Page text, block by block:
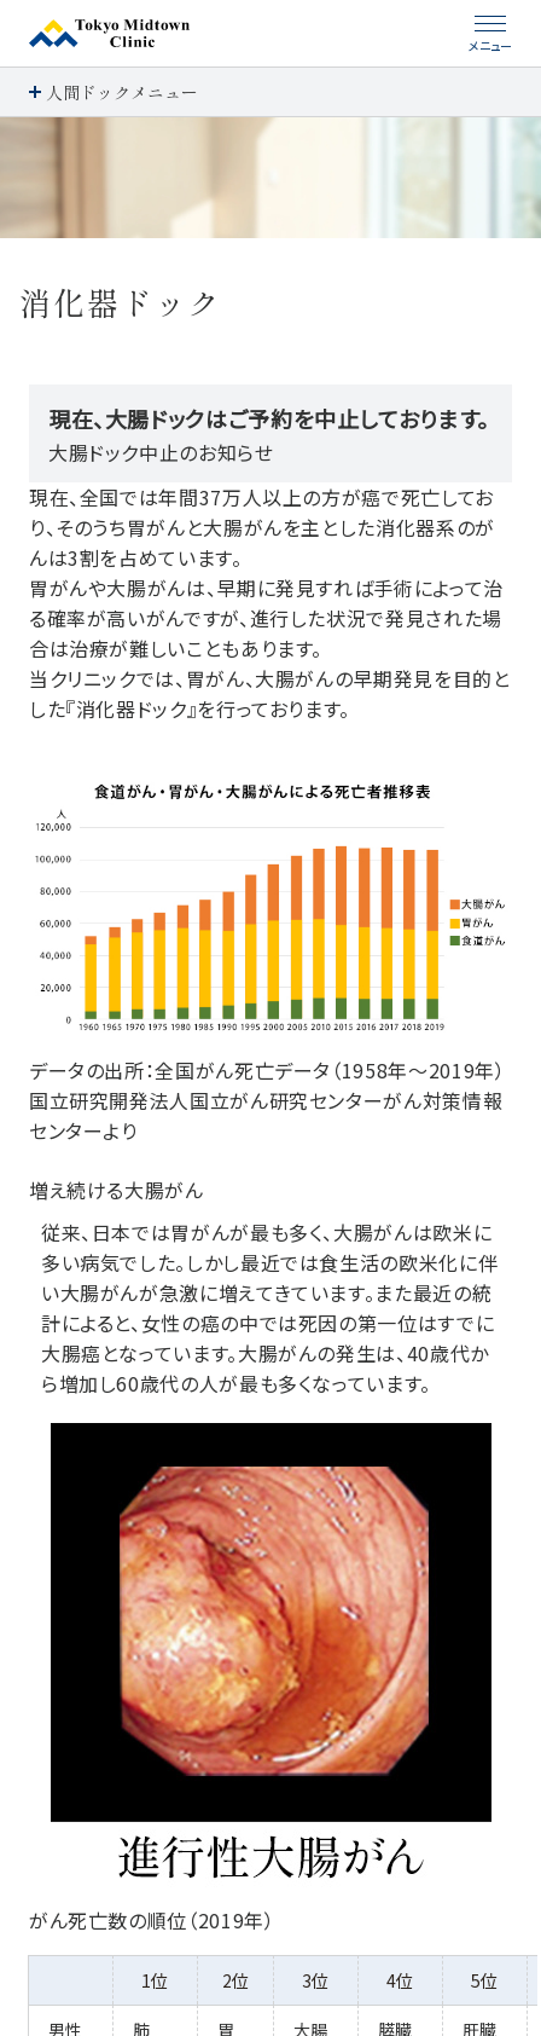
メニュー
人間ドックメニュー
消化器ドック
現在、大腸ドックはご予約を中止しております。
大腸ドック中止のお知らせ
現在、全国では年間37万人以上の方が癌で死亡してお
り、そのうち胃がんと大腸がんを主とした消化器系のが
んは3割を占めています。
胃がんや大腸がんは、早期に発見すれば手術によって治
る確率が高いがんですが、進行した状況で発見された場
合は治療が難しいこともあります。
当クリニックでは、胃がん、大腸がんの早期発見を目的と
した『消化器ドック』を行っております。
データの出所：全国がん死亡データ（1958年～2019年）
国立研究開発法人国立がん研究センターがん対策情報
センターより
増え続ける大腸がん
従来、日本では胃がんが最も多く、大腸がんは欧米に
多い病気でした。しかし最近では食生活の欧米化に伴
い大腸がんが急激に増えてきています。また最近の統
計によると、女性の癌の中では死因の第一位はすでに
大腸癌となっています。大腸がんの発生は、40歳代か
ら増加し60歳代の人が最も多くなっています。
がん死亡数の順位（2019年）
1位 2位 3位 4位 5位
男性 肺 胃 大腸 膵臓 肝臓